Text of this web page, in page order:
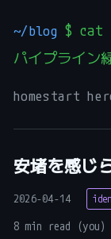
~/blog $ cat
パイプライン
homestart
安堵を感じ
2026-04-14
8 min read (you)